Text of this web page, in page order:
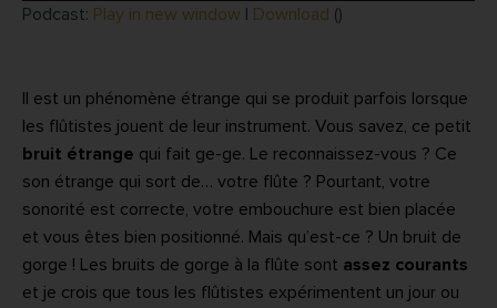
Podcast: Play in new window | Download ()
Il est un phénomène étrange qui se produit parfois lorsque
les flûtistes jouent de leur instrument. Vous savez, ce petit
bruit étrange qui fait ge-ge. Le reconnaissez-vous ? Ce
son étrange qui sort de… votre flûte ? Pourtant, votre
sonorité est correcte, votre embouchure est bien placée
et vous êtes bien positionné. Mais qu’est-ce ? Un bruit de
gorge ! Les bruits de gorge à la flûte sont assez courants
et je crois que tous les flûtistes expérimentent un jour ou